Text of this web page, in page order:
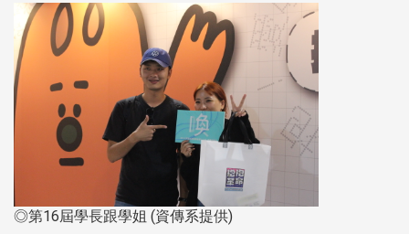
◎第16屆學長跟學姐 (資傳系提供)